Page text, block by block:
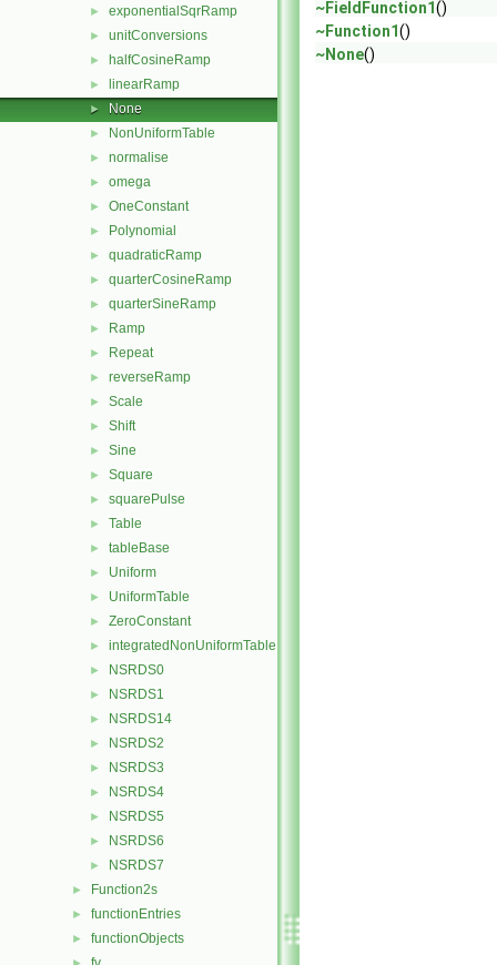
► exponentialSqrRamp
► unitConversions
► halfCosineRamp
► linearRamp
► None
► NonUniformTable
► normalise
► omega
► OneConstant
► Polynomial
► quadraticRamp
► quarterCosineRamp
► quarterSineRamp
► Ramp
► Repeat
► reverseRamp
► Scale
► Shift
► Sine
► Square
► squarePulse
► Table
► tableBase
► Uniform
► UniformTable
► ZeroConstant
► integratedNonUniformTable
► NSRDS0
► NSRDS1
► NSRDS14
► NSRDS2
► NSRDS3
► NSRDS4
► NSRDS5
► NSRDS6
► NSRDS7
► Function2s
► functionEntries
► functionObjects
~FieldFunction1()
~Function1()
~None()